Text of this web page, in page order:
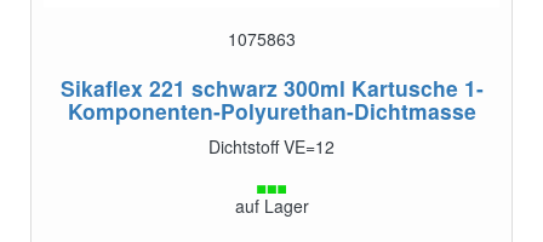
1075863
Sikaflex 221 schwarz 300ml Kartusche 1-
Komponenten-Polyurethan-Dichtmasse
Dichtstoff VE=12
auf Lager